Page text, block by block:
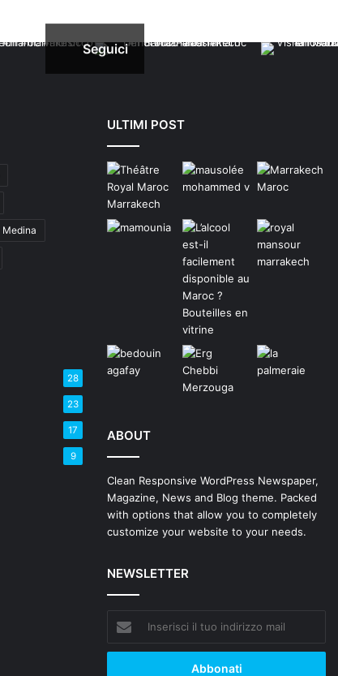
Seguici
Medina
28
23
17
9
ULTIMI POST
ABOUT
Clean Responsive WordPress Newspaper,
Magazine, News and Blog theme. Packed
with options that allow you to completely
customize your website to your needs.
NEWSLETTER
tuo